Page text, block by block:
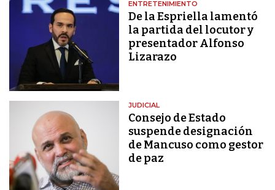
ENTRETENIMIENTO
De la Espriella lamentó
la partida del locutor y
presentador Alfonso
Lizarazo
JUDICIAL
Consejo de Estado
suspende designación
de Mancuso como gestor
de paz